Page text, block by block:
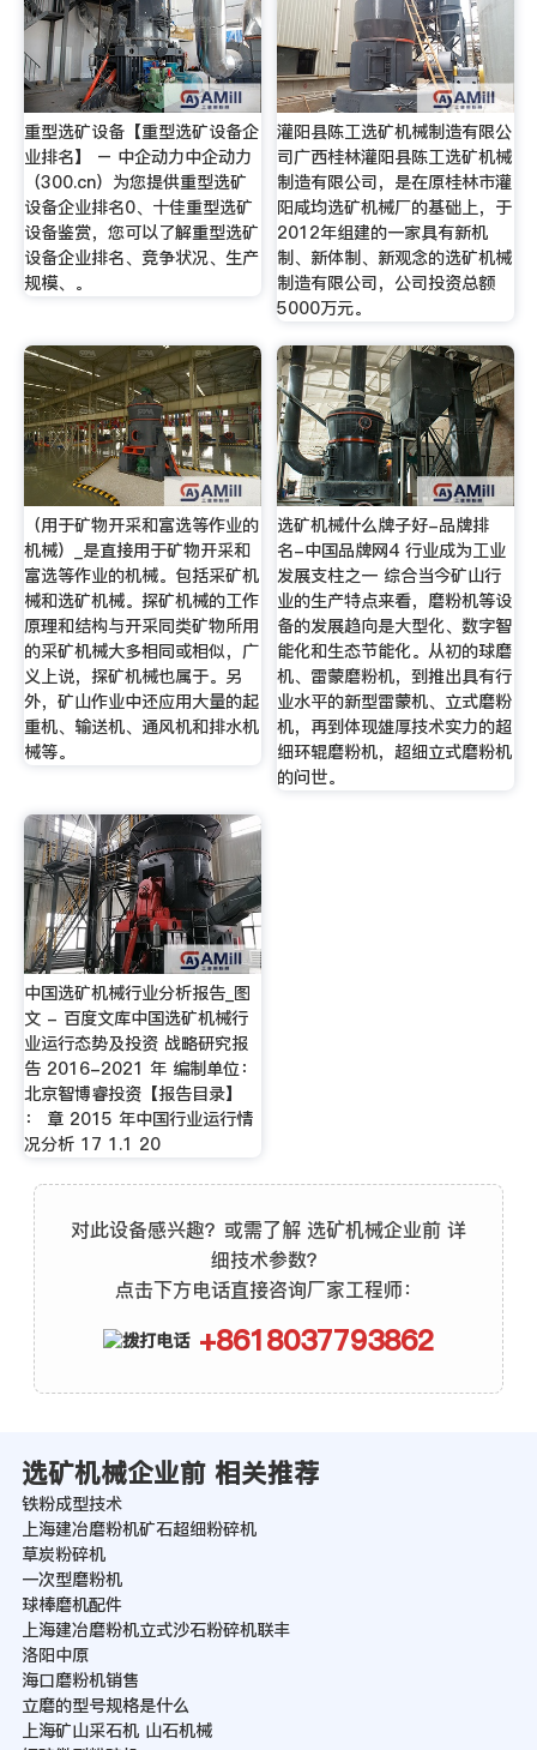
重型选矿设备【重型选矿设备企
业排名】 – 中企动力中企动力
（300.cn）为您提供重型选矿
设备企业排名0、十佳重型选矿
设备鉴赏，您可以了解重型选矿
设备企业排名、竞争状况、生产
规模、。
灌阳县陈工选矿机械制造有限公
司广西桂林灌阳县陈工选矿机械
制造有限公司，是在原桂林市灌
阳咸均选矿机械厂的基础上，于
2012年组建的一家具有新机
制、新体制、新观念的选矿机械
制造有限公司，公司投资总额
5000万元。
（用于矿物开采和富选等作业的
机械）_是直接用于矿物开采和
富选等作业的机械。包括采矿机
械和选矿机械。探矿机械的工作
原理和结构与开采同类矿物所用
的采矿机械大多相同或相似，广
义上说，探矿机械也属于。另
外，矿山作业中还应用大量的起
重机、输送机、通风机和排水机
械等。
选矿机械什么牌子好-品牌排
名-中国品牌网4 行业成为工业
发展支柱之一 综合当今矿山行
业的生产特点来看，磨粉机等设
备的发展趋向是大型化、数字智
能化和生态节能化。从初的球磨
机、雷蒙磨粉机，到推出具有行
业水平的新型雷蒙机、立式磨粉
机，再到体现雄厚技术实力的超
细环辊磨粉机，超细立式磨粉机
的问世。
中国选矿机械行业分析报告_图
文 - 百度文库中国选矿机械行
业运行态势及投资 战略研究报
告 2016-2021 年 编制单位：
北京智博睿投资【报告目录】
： 章 2015 年中国行业运行情
况分析 17 1.1 20
对此设备感兴趣？或需了解 选矿机械企业前 详
细技术参数？
点击下方电话直接咨询厂家工程师：
+8618037793862
选矿机械企业前 相关推荐
铁粉成型技术
上海建冶磨粉机矿石超细粉碎机
草炭粉碎机
一次型磨粉机
球棒磨机配件
上海建冶磨粉机立式沙石粉碎机联丰
洛阳中原
海口磨粉机销售
立磨的型号规格是什么
上海矿山采石机 山石机械